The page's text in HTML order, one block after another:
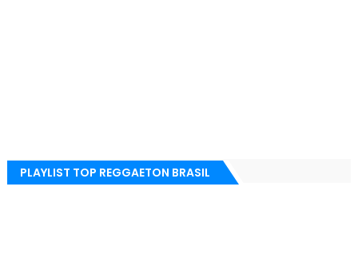
PLAYLIST TOP REGGAETON BRASIL